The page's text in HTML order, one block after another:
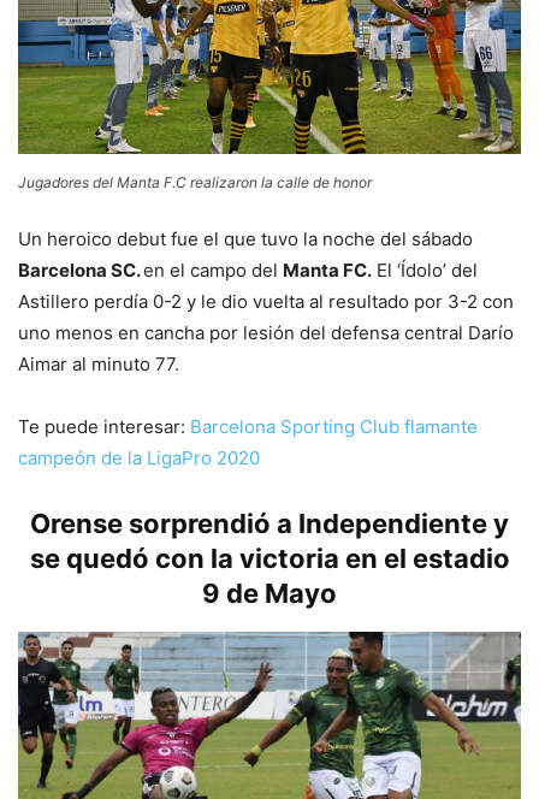
Jugadores del Manta F.C realizaron la calle de honor
Un heroico debut fue el que tuvo la noche del sábado
Barcelona SC.en el campo del Manta FC. El ‘Ídolo’ del
Astillero perdía 0-2 y le dio vuelta al resultado por 3-2 con
uno menos en cancha por lesión del defensa central Darío
Aimar al minuto 77.
Te puede interesar: Barcelona Sporting Club flamante
campeón de la LigaPro 2020
Orense sorprendió a Independiente y
se quedó con la victoria en el estadio
9 de Mayo